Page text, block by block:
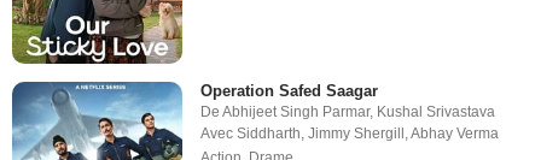
Operation Safed Saagar
DeAbhijeet Singh Parmar, Kushal Srivastava
AvecSiddharth,Jimmy Shergill ,Abhay Verma